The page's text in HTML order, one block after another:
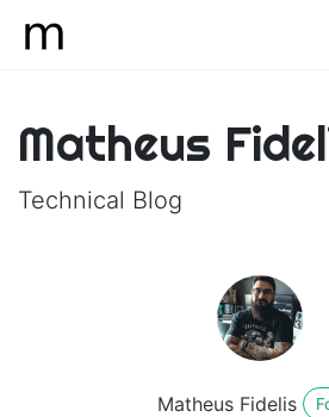
Matheus
Technical Blog
Matheus Fidelis